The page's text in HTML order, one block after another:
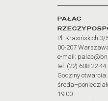
PAŁAC
Pl. Krasińskich 3/
00-207
e-mail:
tel. (22) 608 22 44
Godziny otwarcia:
19.00